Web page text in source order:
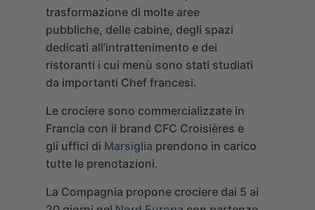
trasformazione di molte aree
pubbliche, delle cabine, degli spazi
dedicati all’intrattenimento e dei
ristoranti i cui menù sono stati studiati
da importanti Chef francesi.
Le crociere sono commercializzate in
Francia con il brand CFC Croisières e
gli uffici di Marsiglia prendono in carico
tutte le prenotazioni.
La Compagnia propone crociere dai 5 ai